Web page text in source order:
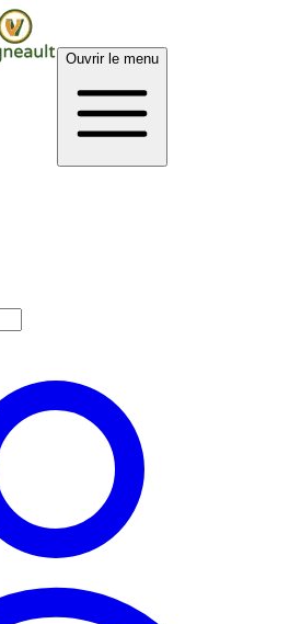
Ouvrir le menu